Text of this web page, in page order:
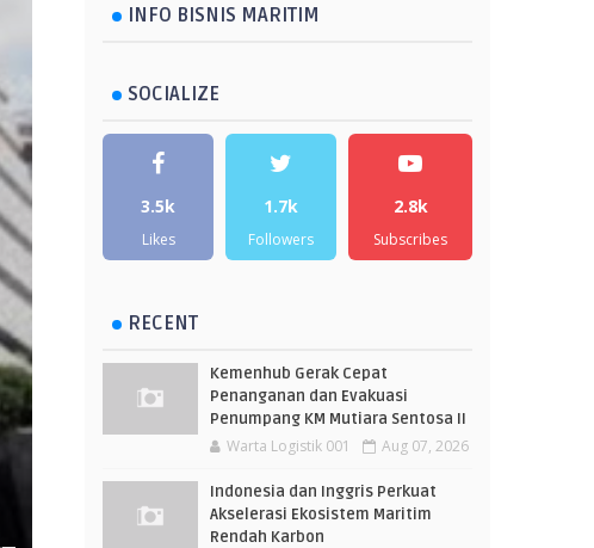
INFO BISNIS MARITIM
SOCIALIZE
3.5k
Likes
1.7k
Followers
2.8k
Subscribes
RECENT
Kemenhub Gerak Cepat
Penanganan dan Evakuasi
Penumpang KM Mutiara Sentosa II
Warta Logistik 001 Aug 07, 2026
Indonesia dan Inggris Perkuat
Akselerasi Ekosistem Maritim
Rendah Karbon